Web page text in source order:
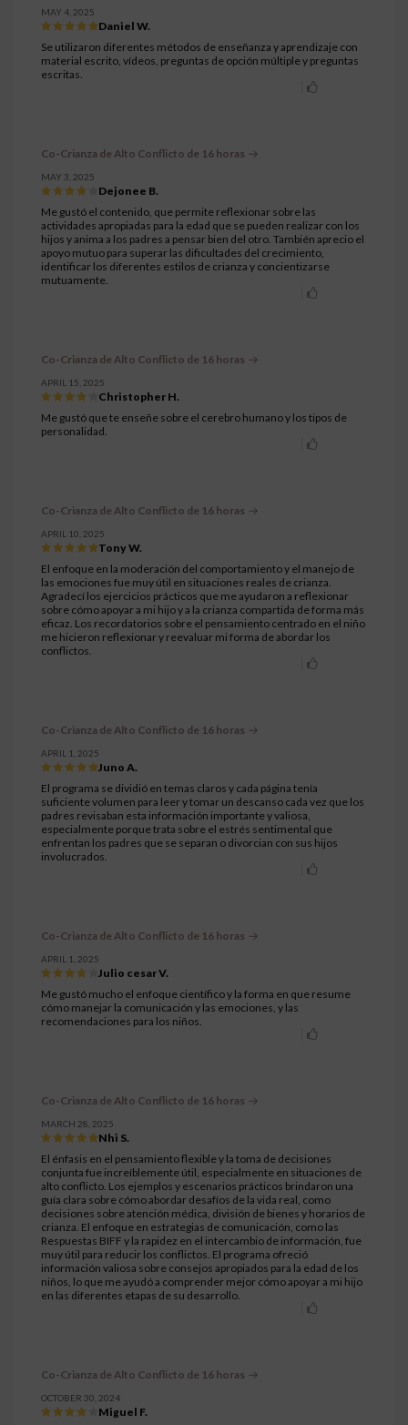
MAY 4, 2025
Daniel W.
Se utilizaron diferentes métodos de enseñanza y aprendizaje con
material escrito, vídeos, preguntas de opción múltiple y preguntas
escritas.
Co-Crianza de Alto Conflicto de 16 horas
MAY 3, 2025
Dejonee B.
Me gustó el contenido, que permite reflexionar sobre las
actividades apropiadas para la edad que se pueden realizar con los
hijos y anima a los padres a pensar bien del otro. También aprecio el
apoyo mutuo para superar las dificultades del crecimiento,
identificar los diferentes estilos de crianza y concientizarse
mutuamente.
Co-Crianza de Alto Conflicto de 16 horas
APRIL 15, 2025
Christopher H.
Me gustó que te enseñe sobre el cerebro humano y los tipos de
personalidad.
Co-Crianza de Alto Conflicto de 16 horas
APRIL 10, 2025
Tony W.
El enfoque en la moderación del comportamiento y el manejo de
las emociones fue muy útil en situaciones reales de crianza.
Agradecí los ejercicios prácticos que me ayudaron a reflexionar
sobre cómo apoyar a mi hijo y a la crianza compartida de forma más
eficaz. Los recordatorios sobre el pensamiento centrado en el niño
me hicieron reflexionar y reevaluar mi forma de abordar los
conflictos.
Co-Crianza de Alto Conflicto de 16 horas
APRIL 1, 2025
Juno A.
El programa se dividió en temas claros y cada página tenía
suficiente volumen para leer y tomar un descanso cada vez que los
padres revisaban esta información importante y valiosa,
especialmente porque trata sobre el estrés sentimental que
enfrentan los padres que se separan o divorcian con sus hijos
involucrados.
Co-Crianza de Alto Conflicto de 16 horas
APRIL 1, 2025
Julio cesar V.
Me gustó mucho el enfoque científico y la forma en que resume
cómo manejar la comunicación y las emociones, y las
recomendaciones para los niños.
Co-Crianza de Alto Conflicto de 16 horas
MARCH 28, 2025
Nhi S.
El énfasis en el pensamiento flexible y la toma de decisiones
conjunta fue increíblemente útil, especialmente en situaciones de
alto conflicto. Los ejemplos y escenarios prácticos brindaron una
guía clara sobre cómo abordar desafíos de la vida real, como
decisiones sobre atención médica, división de bienes y horarios de
crianza. El enfoque en estrategias de comunicación, como las
Respuestas BIFF y la rapidez en el intercambio de información, fue
muy útil para reducir los conflictos. El programa ofreció
información valiosa sobre consejos apropiados para la edad de los
niños, lo que me ayudó a comprender mejor cómo apoyar a mi hijo
en las diferentes etapas de su desarrollo.
Co-Crianza de Alto Conflicto de 16 horas
OCTOBER 30, 2024
Miguel F.